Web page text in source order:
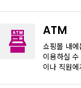
ATM
쇼핑몰 내
이용하실
이나 직원